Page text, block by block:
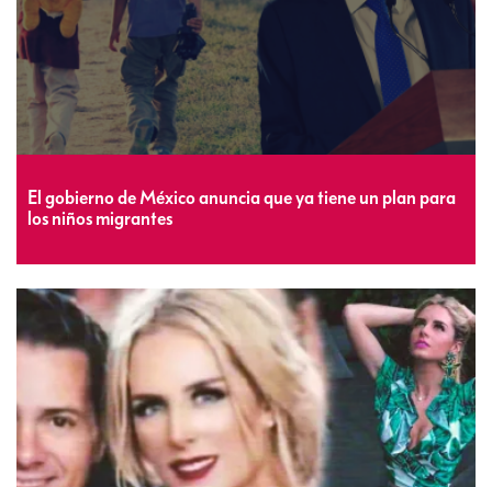
El gobierno de México anuncia que ya tiene un plan para
los niños migrantes